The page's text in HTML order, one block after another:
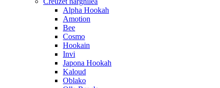
Alpha Hookah
Amotion
Bee
Cosmo
Hookain
Invi
Japona Hookah
Kaloud
Oblako